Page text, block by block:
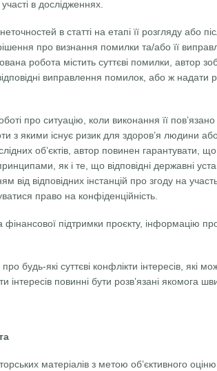
в дослідженнях.
в статті на етапі її розгляду або
про визнання помилки та/або її
робота містить суттєві помилки, автор
виправлення помилок, або ж надати
про ситуацію, коли виконання її
з якими існує ризик для здоров’я людини
об’єктів, автор повинен гарантувати,
як і те, що відповідні державні
від відповідних інстанцій про згоду на
право на конфіденційність.
фінансової підтримки проєкту, інформацію
будь-які суттєві конфлікти інтересів, які
інтересів повинні бути розв’язані якомога
матеріалів з метою об’єктивного